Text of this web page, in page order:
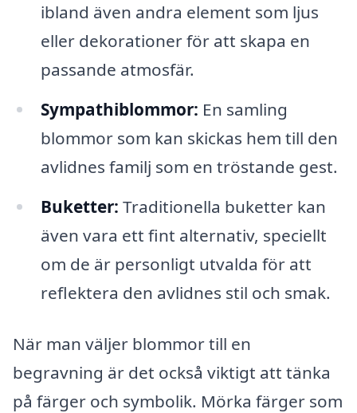
ibland även andra element som ljus
eller dekorationer för att skapa en
passande atmosfär.
Sympathiblommor: En samling
blommor som kan skickas hem till den
avlidnes familj som en tröstande gest.
Buketter: Traditionella buketter kan
även vara ett fint alternativ, speciellt
om de är personligt utvalda för att
reflektera den avlidnes stil och smak.
När man väljer blommor till en
begravning är det också viktigt att tänka
på färger och symbolik. Mörka färger som